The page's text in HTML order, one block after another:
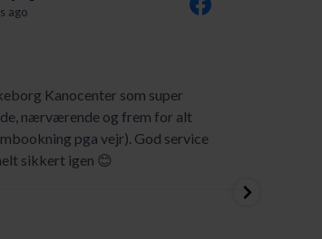
ago
Kanocenter som super
nærværende og frem for alt
pga vejr). God service
sikkert igen 😊